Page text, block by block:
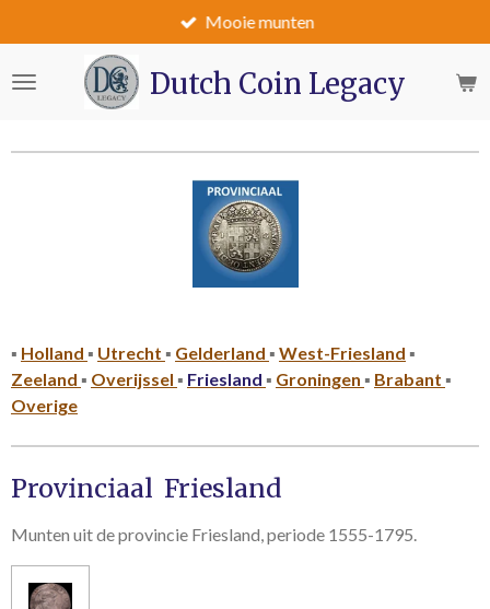
direct
naar
Dutch Coin Legacy
Mooie munten
▪ Holland ▪ Utrecht ▪ Gelderland ▪ West-Friesland ▪
Zeeland ▪ Overijssel ▪ Friesland ▪ Groningen ▪ Brabant ▪
Overige
Provinciaal Friesland
Munten uit de provincie Friesland, periode 1555-1795.